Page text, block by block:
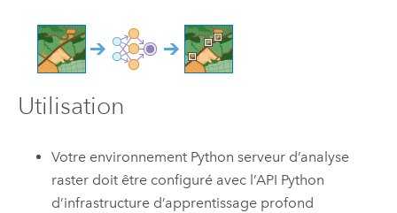
Utilisation
Votre environnement Python serveur d’analyse
raster doit être configuré avec l’API Python
d’infrastructure d’apprentissage profond